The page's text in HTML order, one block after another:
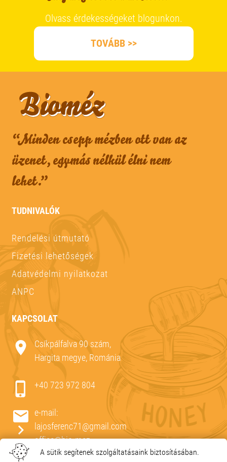
Olvass érdekességeket blogunkon.
TOVÁBB >>
“Minden csepp mézben ott van az
üzenet, egymás nélkül élni nem
lehet.”
TUDNIVALÓK
Rendelési útmutató
Fizetési lehetőségek
Adatvédelmi nyilatkozat
ANPC
KAPCSOLAT
Csíkpálfalva 90 szám,
Hargita megye, Románia
+40 723 972 804
e-mail:
lajosferenc71@gmail.com
office@bio-mez.
https://mezozon.ro/
A sütik segítenek szolgáltatásaink biztosításában.